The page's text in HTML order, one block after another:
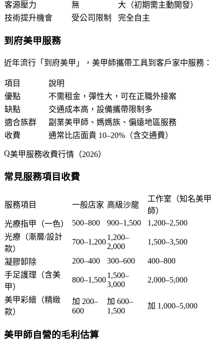
客源壓力
無
大（初期需主動開發）
技術提升機會
受公司限制 完全自主
到府美甲服務
近年流行「到府美甲」，美甲師攜帶工具到客戶家中服務：
項目
說明
優點
不需租金，彈性大，可在正職外接案
缺點
交通成本高，設備攜帶限制多
適合族群
副業美甲師、媽媽族、偏遠地區服務
收費
通常比店面貴 10–20%（含交通費）
美甲服務收費行情（2026）
常見服務項目收費
服務項目 一般店家 高級沙龍
工作室（知名美甲
師）
光療指甲（一色）
500–800 900–1,500
1,200–2,500
光療（漸層/設計
款）
700–1,200
1,200–
2,000
1,500–3,500
凝膠卸除 200–400 300–600
400–800
手足護理（含美
甲）
800–1,500
1,500–
3,000
2,000–5,000
美甲彩繪（精緻
款）
加 200–
600
加 600–
1,500
加 1,000–5,000
美甲師自營的毛利估算